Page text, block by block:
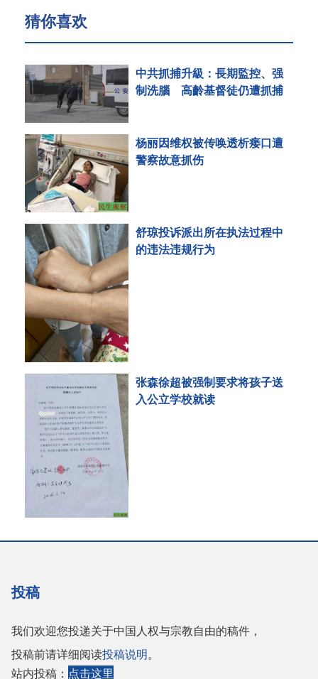
猜你喜欢
中共抓捕升級：長期監控、强
制洗腦 高齡基督徒仍遭抓捕
杨丽因维权被传唤透析瘘口遭
警察故意抓伤
舒琼投诉派出所在执法过程中
的违法违规行为
张森徐超被强制要求将孩子送
入公立学校就读
投稿
我们欢迎您投递关于中国人权与宗教自由的稿件，
投稿前请详细阅读投稿说明。
站内投稿： 点击这里